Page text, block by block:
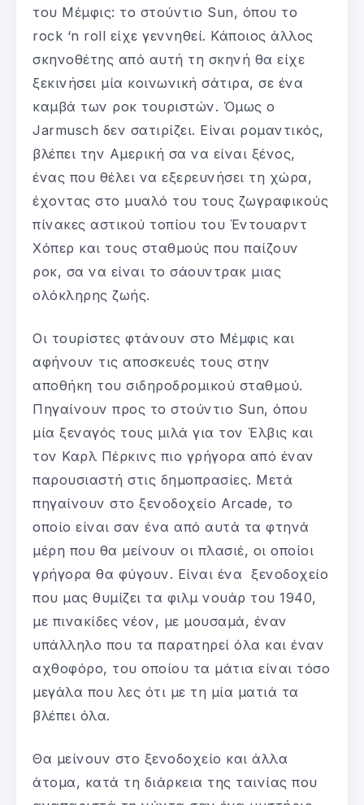
του Μέμφις: το στούντιο Sun, όπου το
rock ‘n roll είχε γεννηθεί. Κάποιος άλλος
σκηνοθέτης από αυτή τη σκηνή θα είχε
ξεκινήσει μία κοινωνική σάτιρα, σε ένα
καμβά των ροκ τουριστών. Όμως ο
Jarmusch δεν σατιρίζει. Είναι ρομαντικός,
βλέπει την Αμερική σα να είναι ξένος,
ένας που θέλει να εξερευνήσει τη χώρα,
έχοντας στο μυαλό του τους ζωγραφικούς
πίνακες αστικού τοπίου του Έντουαρντ
Χόπερ και τους σταθμούς που παίζουν
ροκ, σα να είναι το σάουντρακ μιας
ολόκληρης ζωής.
Οι τουρίστες φτάνουν στο Μέμφις και
αφήνουν τις αποσκευές τους στην
αποθήκη του σιδηροδρομικού σταθμού.
Πηγαίνουν προς το στούντιο Sun, όπου
μία ξεναγός τους μιλά για τον Έλβις και
τον Καρλ Πέρκινς πιο γρήγορα από έναν
παρουσιαστή στις δημοπρασίες. Μετά
πηγαίνουν στο ξενοδοχείο Arcade, το
οποίο είναι σαν ένα από αυτά τα φτηνά
μέρη που θα μείνουν οι πλασιέ, οι οποίοι
γρήγορα θα φύγουν. Είναι ένα ξενοδοχείο
που μας θυμίζει τα φιλμ νουάρ του 1940,
με πινακίδες νέον, με μουσαμά, έναν
υπάλληλο που τα παρατηρεί όλα και έναν
αχθοφόρο, του οποίου τα μάτια είναι τόσο
μεγάλα που λες ότι με τη μία ματιά τα
βλέπει όλα.
Θα μείνουν στο ξενοδοχείο και άλλα
άτομα, κατά τη διάρκεια της ταινίας που